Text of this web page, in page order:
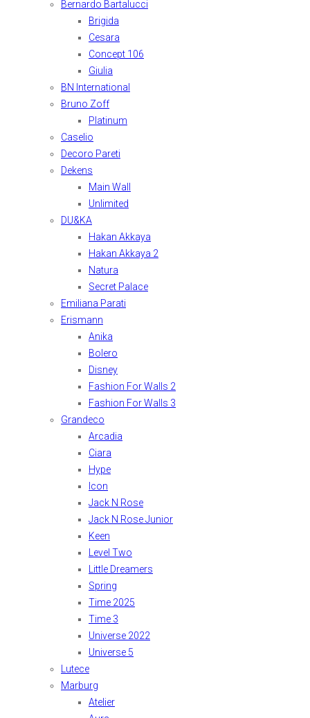
Bernardo Bartalucci
Brigida
Cesara
Concept 106
Giulia
BN International
Bruno Zoff
Platinum
Caselio
Decoro Pareti
Dekens
Main Wall
Unlimited
DU&KA
Hakan Akkaya
Hakan Akkaya 2
Natura
Secret Palace
Emiliana Parati
Erismann
Anika
Bolero
Disney
Fashion For Walls 2
Fashion For Walls 3
Grandeco
Arcadia
Ciara
Hype
Icon
Jack N Rose
Jack N Rose Junior
Keen
Level Two
Little Dreamers
Spring
Time 2025
Time 3
Universe 2022
Universe 5
Lutece
Marburg
Atelier